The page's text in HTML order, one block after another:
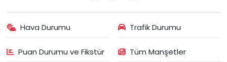
Hava Durumu Trafik Durumu
Puan Durumu ve Fikstür Tüm Manşetler